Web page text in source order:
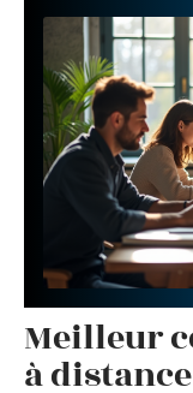
Meilleur
à